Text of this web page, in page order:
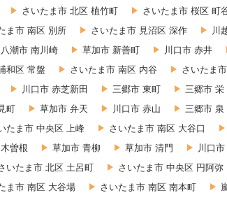
さいたま市 北区 植竹町
さいたま市 桜区 町
ま市 南区 別所 さいたま市 見沼区 深作 川
八潮市 南川崎 草加市 新善町 川口市 赤井
和区 常盤 さいたま市 南区 内谷 さいたま
川口市 赤芝新田 三郷市 東町
三郷市 栄
町 草加市 弁天 川口市 赤山 三郷市 泉
たま市 中央区 上峰 さいたま市 南区 大谷口
曽根 草加市 青柳 草加市 清門 川口
いたま市 北区 土呂町
さいたま市 中央区 円阿弥
ま市 南区 大谷場 さいたま市 南区 南本町